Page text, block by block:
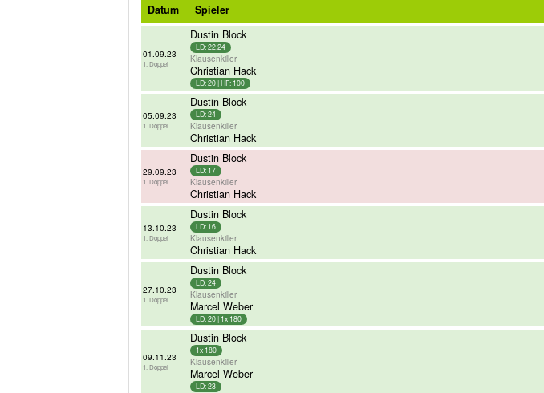
Datum Spieler
01.09.23
1. Doppel
Dustin Block
LD: 22,24
Klausenkiller
Christian Hack
LD: 20 | HF: 100
05.09.23
1. Doppel
Dustin Block
LD: 24
Klausenkiller
Christian Hack
29.09.23
1. Doppel
Dustin Block
LD: 17
Klausenkiller
Christian Hack
13.10.23
1. Doppel
Dustin Block
LD: 16
Klausenkiller
Christian Hack
27.10.23
1. Doppel
Dustin Block
LD: 24
Klausenkiller
Marcel Weber
LD: 20 | 1x 180
09.11.23
1. Doppel
Dustin Block
1x 180
Klausenkiller
Marcel Weber
LD: 23